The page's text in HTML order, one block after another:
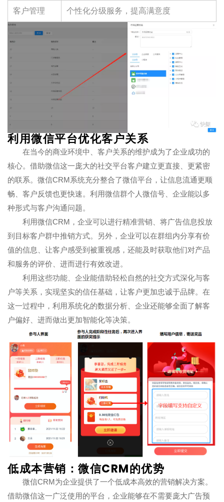
客户管理 个性化分级服务，提高满意度
利用微信平台优化客户关系
在当今的商业环境中、客户关系的维护成为了企业成功的
核心。借助微信这一庞大的社交平台客户建立更直接、更紧密
的联系。微信CRM系统充分整合了微信平台，让信息流通更顺
畅、客户反馈也更快速。利用微信群个人微信号、企业能以多
种形式与客户沟通问题。
利用微信CRM，企业可以进行精准营销、将广告信息投放
到目标客户群中推销方式。另外，企业可以在群组内分享有价
值的信息、让客户感受到被重视感，还能及时获取他们对产品
和服务的评价、进而进行有效改进。
利用这些功能、企业能借助轻松自然的社交方式深化与客
户等关系，实现坚实的信任基础，让客户更加忠诚于品牌。在
这一过程中，利用系统化的数据分析、企业还能够全面了解客
户偏好、进而做出更加智能化等决策。
低成本营销：微信CRM的优势
微信CRM为企业提供了一个低成本高效的营销解决方案。
借助微信这一广泛使用的平台，企业能够在不需要庞大广告预